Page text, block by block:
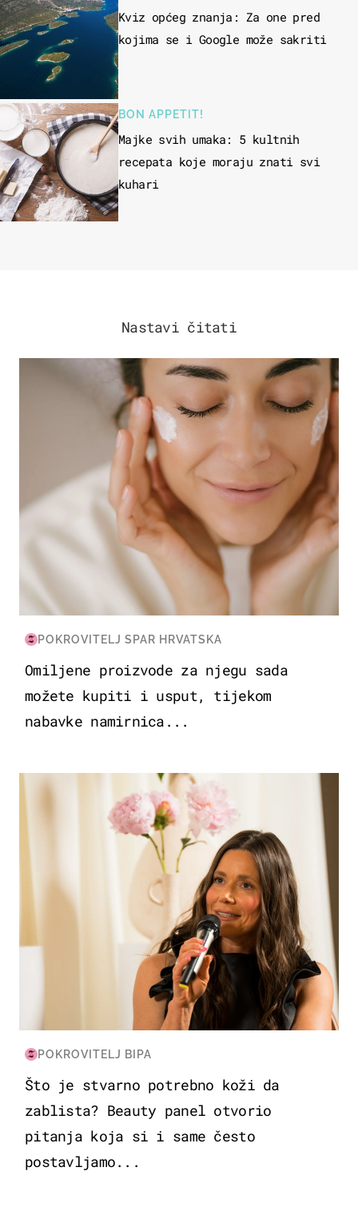
Kviz općeg znanja: Za one pred
kojima se i Google može sakriti
BON APPETIT!
Majke svih umaka: 5 kultnih
recepata koje moraju znati svi
kuhari
Nastavi čitati
MODA & LJEPOTA
POKROVITELJ SPAR HRVATSKA
Omiljene proizvode za njegu sada
možete kupiti i usput, tijekom
nabavke namirnica...
MODA & LJEPOTA
POKROVITELJ BIPA
Što je stvarno potrebno koži da
zablista? Beauty panel otvorio
pitanja koja si i same često
postavljamo...